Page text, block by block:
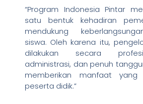
“Program Indonesia Pintar
satu bentuk kehadiran
mendukung
siswa. Oleh karena itu,
dilakukan secara
administrasi, dan penuh
memberikan manfaat
peserta didik.”